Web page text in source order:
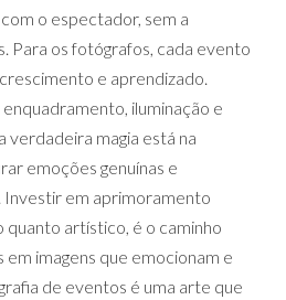
o espectador, sem a
Para os fotógrafos, cada evento
e aprendizado.
iluminação e
verdadeira magia está na
emoções genuínas e
Investir em aprimoramento
artístico, é o caminho
imagens que emocionam e
de eventos é uma arte que